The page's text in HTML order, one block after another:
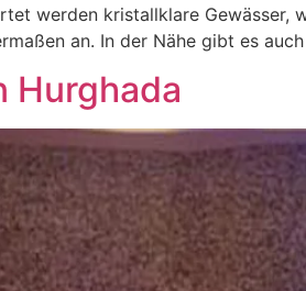
werden kristallklare Gewässer,
an. In der Nähe gibt es
Hurghada